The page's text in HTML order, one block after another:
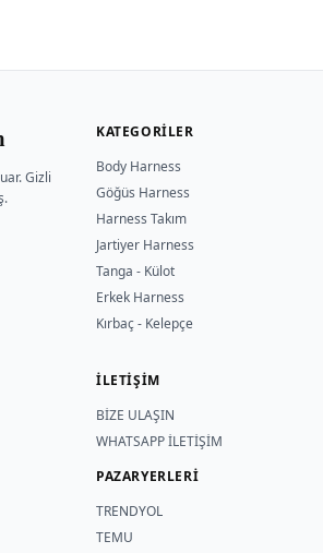
Gizli
KATEGORILER
Body Harness
Göğüs Harness
Harness Takım
Jartiyer Harness
Tanga - Külot
Erkek Harness
Kırbaç - Kelepçe
İLETİŞİM
BİZE ULAŞIN
WHATSAPP İLETİŞİM
PAZARYERLERİ
TRENDYOL
TEMU